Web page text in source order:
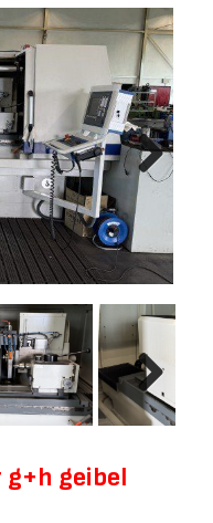
Next
Next
geibel